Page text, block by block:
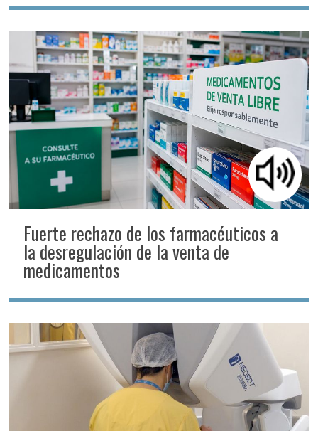
Fuerte rechazo de los farmacéuticos a
la desregulación de la venta de
medicamentos